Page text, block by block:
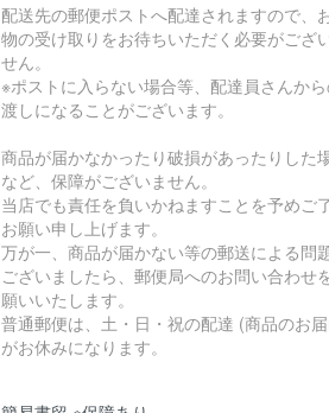
配送先の郵便ポストへ配達されますので、
物の受け取りをお待ちいただく必要がござ
せん。
※ポストに入らない場合等、配達員さんか
渡しになることがございます。
商品が届かなかったり破損があったりした
など、保障がございません。
当店でも責任を負いかねますことを予めご
お願い申し上げます。
万が一、商品が届かない等の郵送による問
ございましたら、郵便局へのお問い合わせ
願いいたします。
普通郵便は、土・日・祝の配達 (商品のお
がお休みになります。